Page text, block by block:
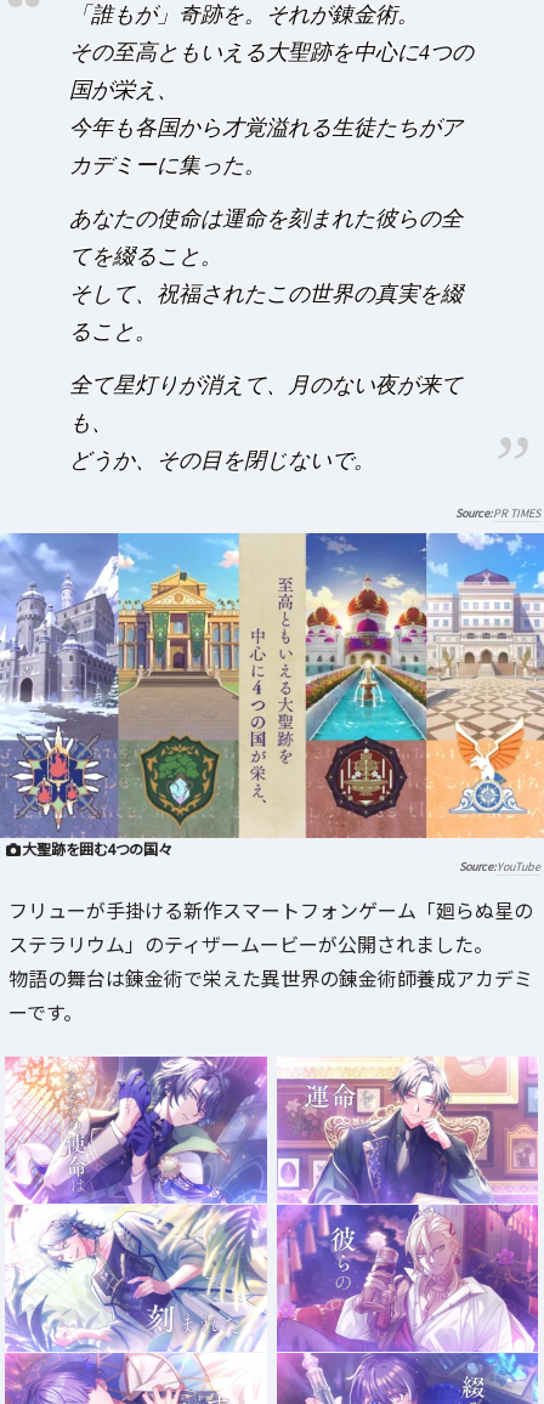
「誰もが」奇跡を。それが錬金術。
その至高ともいえる大聖跡を中心に4つの
国が栄え、
今年も各国から才覚溢れる生徒たちがア
カデミーに集った。
あなたの使命は運命を刻まれた彼らの全
てを綴ること。
そして、祝福されたこの世界の真実を綴
ること。
全て星灯りが消えて、月のない夜が来て
も、
どうか、その目を閉じないで。
PR TIMES
大聖跡を囲む4つの国々
YouTube
フリューが手掛ける新作スマートフォンゲーム「廻らぬ星の
ステラリウム」のティザームービーが公開されました。
物語の舞台は錬金術で栄えた異世界の錬金術師養成アカデミ
ーです。